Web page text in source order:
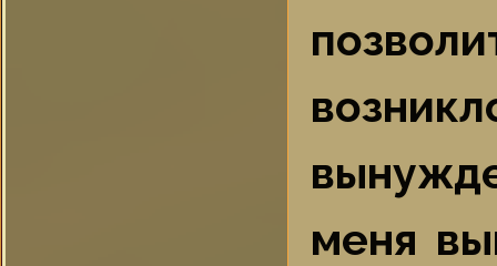
меня